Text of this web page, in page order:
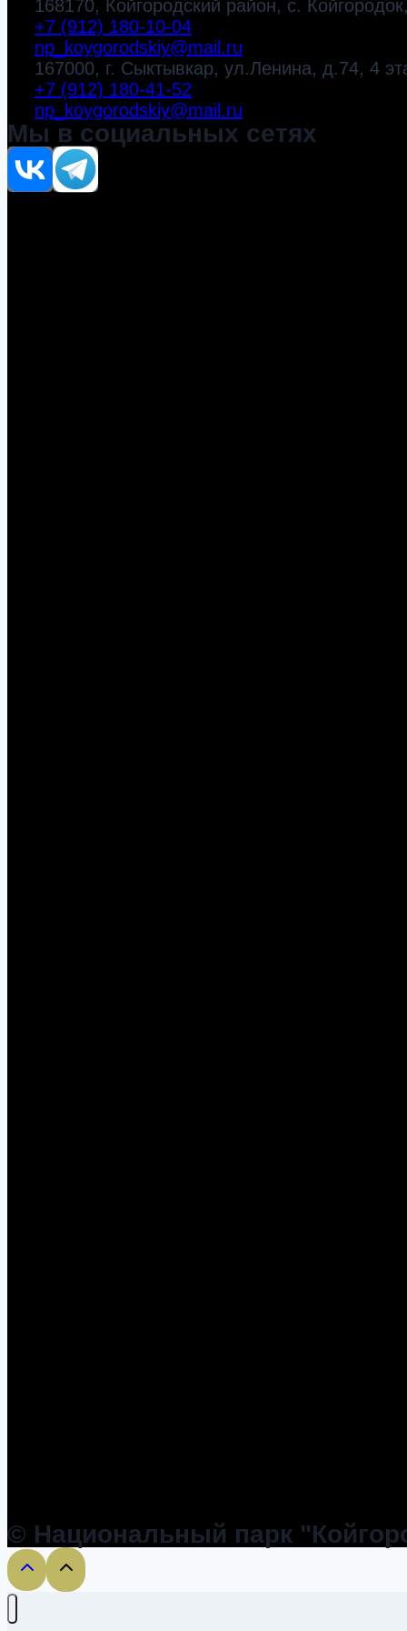
168170, Койгородский район, с.
+7 (912) 180-10-04
np_koygorodskiy@mail.ru
167000, г. Сыктывкар, ул.Ленина, д.74, 4
+7 (912) 180-41-52
np_koygorodskiy@mail.ru
Мы в социальных сетях
© Национальный парк